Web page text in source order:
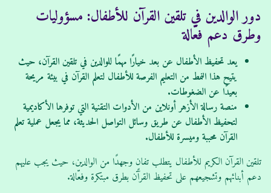
دور الوالدين في تلقين القرآن للأطفال: مسؤوليات
وطرق دعم فعّالة
يعد تحفيظ الأطفال عن بعد خيارًا مهمًا للوالدين في تلقين القرآن، حيث
يتيح هذا النمط من التعليم الفرصة للأطفال لتعلم القرآن في بيئة مريحة
بعيدًا عن الضغوطات.
منصة رسالة الأزهر أونلاين من الأدوات التقنية التي توفرها الأكاديمية
لتحفيظ الأطفال عن طريق وسائل التواصل الحديثة، مما يجعل عملية تعلم
القرآن محببة وميسرة للأطفال.
تلقين القرآن الكريم للأطفال يتطلب تفانٍ وجهدًا من الوالدين، حيث يجب عليهم
دعم أبنائهم وتشجيعهم على تحفيظ القرآن بطرق مبتكرة وفعّالة.